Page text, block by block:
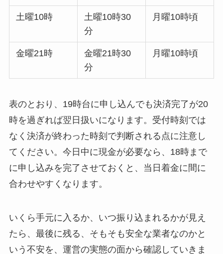
土曜10時
土曜10時30
分
月曜10時頃
金曜21時
金曜21時30
分
月曜10時頃
表のとおり、19時台に申し込んでも決済完了が20
時を過ぎれば翌日扱いになります。受付時刻では
なく決済が終わった時刻で判断される点に注意し
てください。今日中に現金が必要なら、18時まで
に申し込みを完了させておくと、当日着金に間に
合わせやすくなります。
いくら手元に入るか、いつ振り込まれるかが見え
たら、最後に残る、そもそも安全な業者なのかと
いう不安を、運営の実態の面から確認していきま